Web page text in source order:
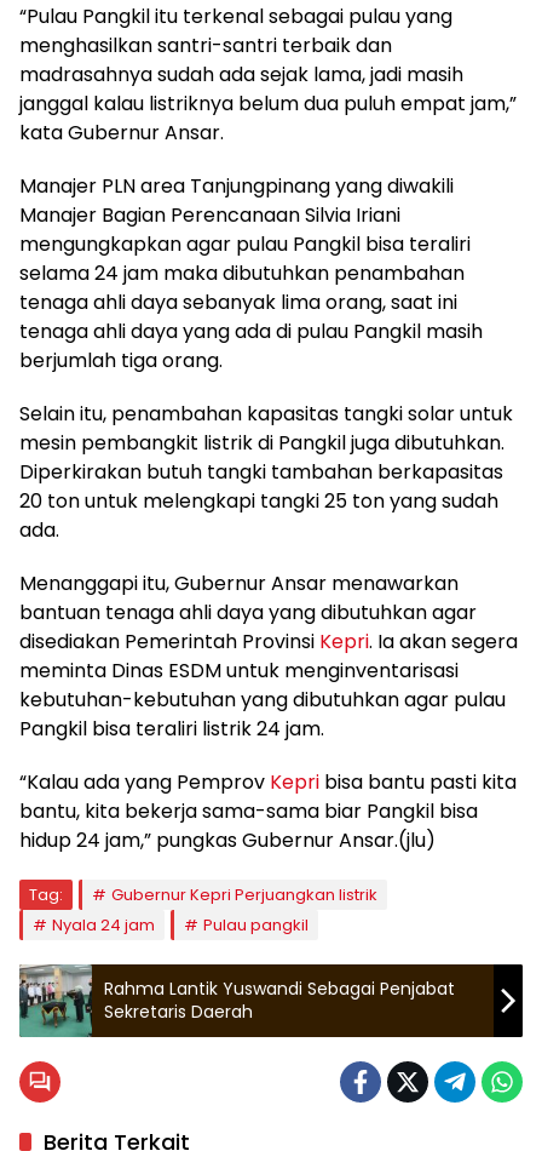
“Pulau Pangkil itu terkenal sebagai pulau yang
menghasilkan santri-santri terbaik dan
madrasahnya sudah ada sejak lama, jadi masih
janggal kalau listriknya belum dua puluh empat jam,”
kata Gubernur Ansar.
Manajer PLN area Tanjungpinang yang diwakili
Manajer Bagian Perencanaan Silvia Iriani
mengungkapkan agar pulau Pangkil bisa teraliri
selama 24 jam maka dibutuhkan penambahan
tenaga ahli daya sebanyak lima orang, saat ini
tenaga ahli daya yang ada di pulau Pangkil masih
berjumlah tiga orang.
Selain itu, penambahan kapasitas tangki solar untuk
mesin pembangkit listrik di Pangkil juga dibutuhkan.
Diperkirakan butuh tangki tambahan berkapasitas
20 ton untuk melengkapi tangki 25 ton yang sudah
ada.
Menanggapi itu, Gubernur Ansar menawarkan
bantuan tenaga ahli daya yang dibutuhkan agar
disediakan Pemerintah Provinsi Kepri. Ia akan segera
meminta Dinas ESDM untuk menginventarisasi
kebutuhan-kebutuhan yang dibutuhkan agar pulau
Pangkil bisa teraliri listrik 24 jam.
“Kalau ada yang Pemprov Kepri bisa bantu pasti kita
bantu, kita bekerja sama-sama biar Pangkil bisa
hidup 24 jam,” pungkas Gubernur Ansar.(jlu)
Tag:
Gubernur Kepri Perjuangkan listrik
Nyala 24 jam
Pulau pangkil
Rahma Lantik Yuswandi Sebagai Penjabat
Sekretaris Daerah
Berita Terkait